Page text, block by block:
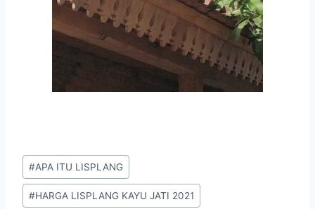
#APA ITU LISPLANG
#HARGA LISPLANG KAYU JATI 2021